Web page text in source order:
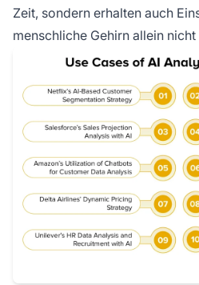
Zeit, sondern erhalten auch
menschliche Gehirn allein